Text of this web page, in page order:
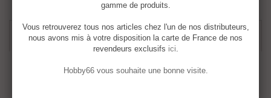
EN SAVOIR PLUS
Locomotive électrique BB 926, Limoges
gamme de produits.
Vous retrouverez tous nos articles chez l'un de nos distributeurs,
nous avons mis à votre disposition la carte de France de nos
revendeurs exclusifs ici.
Hobby66 vous souhaite une bonne visite.